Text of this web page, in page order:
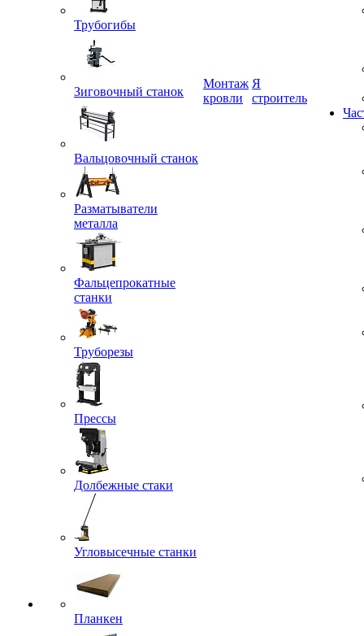
Трубогибы
Зиговочный станок
Вальцовочный станок
Разматыватели
металла
Фальцепрокатные
станки
Труборезы
Прессы
Долбежные стаки
Угловысечные станки
Планкен
Монтаж
кровли
Я
строитель